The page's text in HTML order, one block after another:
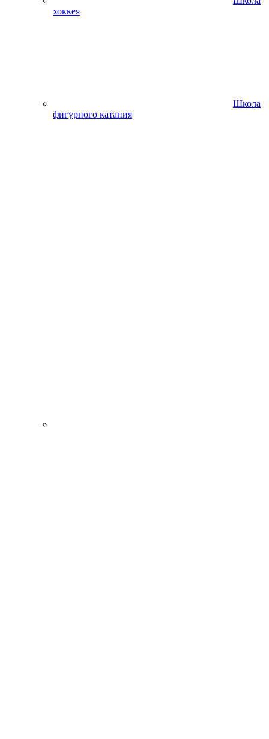
хоккея
Школа
фигурного катания